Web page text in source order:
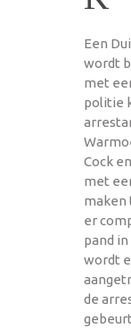
Een
wordt
met
politie
Cock
met
maken
er
pand
wordt
de